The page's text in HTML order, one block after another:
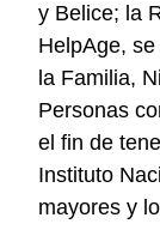
y Belice; la
HelpAge,
la Familia,
Personas
el fin de
Instituto
mayores y